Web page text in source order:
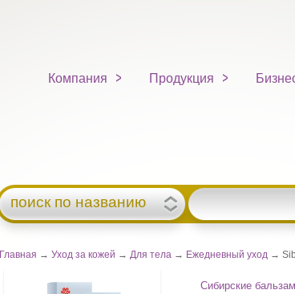
Компания Продукция
поиск по названию
Главная → Уход за кожей → Для тела → Ежедневный уход →
Сибирские